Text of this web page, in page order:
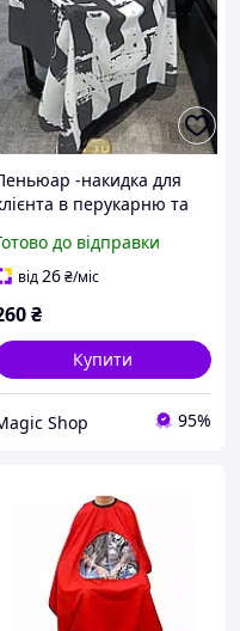
-накидка для
в перукарню та
до відправки
від26₴/міс
₴
Купити
Shop 95%